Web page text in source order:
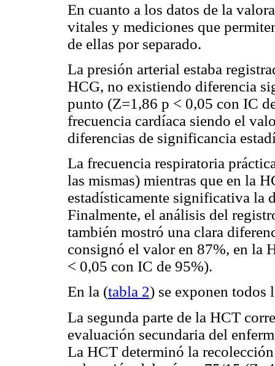
En cuanto a los datos de la
vitales y mediciones que
de ellas por separado.
La presión arterial estaba
HCG, no existiendo diferencia
punto (Z=1,86 p < 0,05 con IC
frecuencia cardíaca siendo el
diferencias de significancia
La frecuencia respiratoria
las mismas) mientras que en la
estadísticamente significativa la
Finalmente, el análisis del
también mostró una clara
consignó el valor en 87%, en la
< 0,05 con IC de 95%).
En la (tabla 2) se exponen todos
La segunda parte de la HCT
evaluación secundaria del
La HCT determinó la